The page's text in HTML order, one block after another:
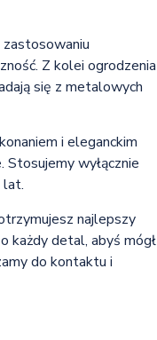
zastosowaniu
Z kolei ogrodzenia
się z metalowych
i eleganckim
wyłącznie
lat.
najlepszy
każdy detal, abyś mógł
do kontaktu i